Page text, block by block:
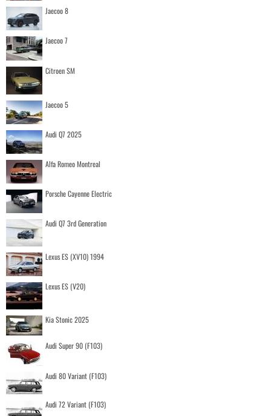
Jaecoo 8
Jaecoo 7
Citroen SM
Jaecoo 5
Audi Q7 2025
Alfa Romeo Montreal
Porsche Cayenne Electric
Audi Q7 3rd Generation
Lexus ES (XV10) 1994
Lexus ES (V20)
Kia Stonic 2025
Audi Super 90 (F103)
Audi 80 Variant (F103)
Audi 72 Variant (F103)